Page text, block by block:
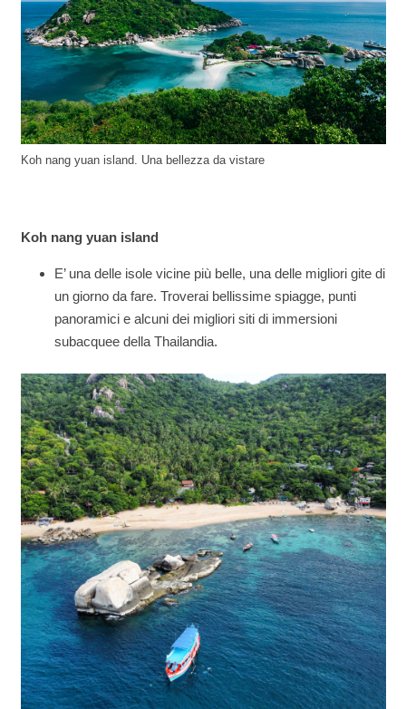
Koh nang yuan island. Una bellezza da vistare
Koh nang yuan island
E’ una delle isole vicine più belle, una delle migliori gite di
un giorno da fare. Troverai bellissime spiagge, punti
panoramici e alcuni dei migliori siti di immersioni
subacquee della Thailandia.